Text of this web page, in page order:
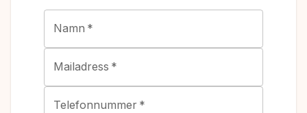
Namn *
Mailadress *
Telefonnummer *